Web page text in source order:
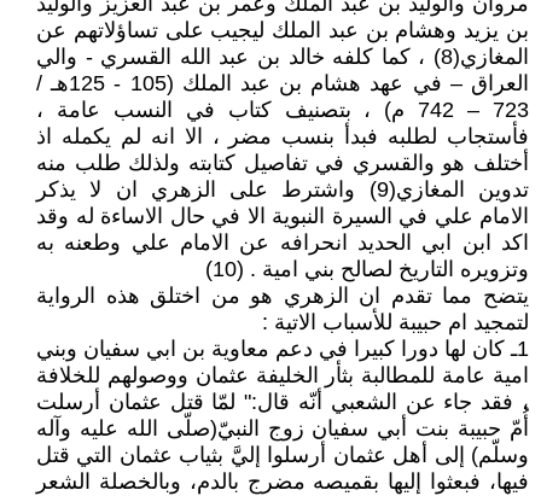
بن يزيد وهشام بن عبد الملك ليجيب على تساؤلاتهم عن
المغازي(8) ، كما كلفه خالد بن عبد الله القسري - والي
العراق – في عهد هشام بن عبد الملك (105 - 125هـ /
723 – 742 م) ، بتصنيف كتاب في النسب عامة ،
فأستجاب لطلبه فبدأ بنسب مضر ، الا انه لم يكمله اذ
أختلف هو والقسري في تفاصيل كتابته ولذلك طلب منه
تدوين المغازي(9) واشترط على الزهري ان لا يذكر
الامام علي في السيرة النبوية الا في حال الاساءة له وقد
اكد ابن ابي الحديد انحرافه عن الامام علي وطعنه به
وتزويره التاريخ لصالح بني امية . (10)
يتضح مما تقدم ان الزهري هو من اختلق هذه الرواية
لتمجيد ام حبيبة للأسباب الاتية :
1ـ كان لها دورا كبيرا في دعم معاوية بن ابي سفيان وبني
امية عامة للمطالبة بثأر الخليفة عثمان ووصولهم للخلافة
، فقد جاء عن الشعبي أنّه قال:" لمّا قتل عثمان أرسلت
أُمّ حبيبة بنت أبي سفيان زوج النبيّ(صلّى الله عليه وآله
وسلّم) إلى أهل عثمان أرسلوا إليَّ بثياب عثمان التي قتل
فيها، فبعثوا إليها بقميصه مضرج بالدم، وبالخصلة الشعر